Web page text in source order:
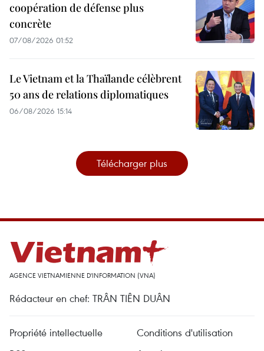
coopération de défense plus
concrète
07/08/2026 01:52
Le Vietnam et la Thaïlande célèbrent
50 ans de relations diplomatiques
06/08/2026 15:14
Télécharger plus
AGENCE VIETNAMIENNE D'INFORMATION (VNA)
Rédacteur en chef: TRÂN TIÊN DUÂN
Propriété intellectuelle
Conditions d'utilisation